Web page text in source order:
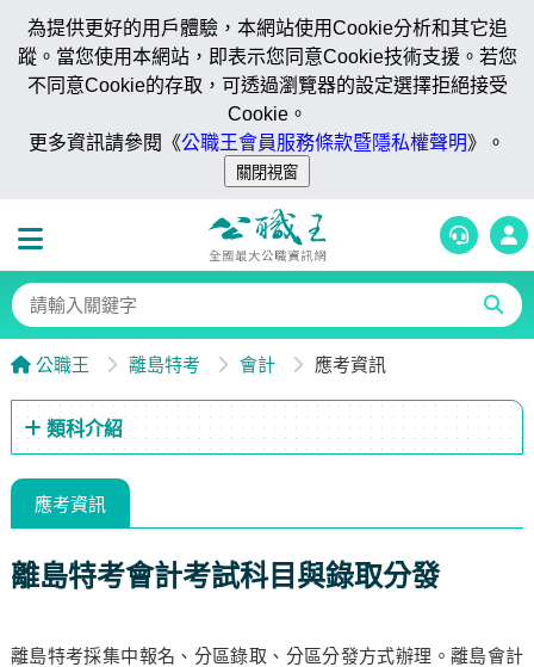
為提供更好的用戶體驗，本網站使用Cookie分析和其它追
蹤。當您使用本網站，即表示您同意Cookie技術支援。若您
不同意Cookie的存取，可透過瀏覽器的設定選擇拒絕接受
Cookie。
更多資訊請參閱《公職王會員服務條款暨隱私權聲明》。
公職王 離島特考 會計 應考資訊
類科介紹
應考資訊
離島特考會計考試科目與錄取分發
離島特考採集中報名、分區錄取、分區分發方式辦理。離島會計